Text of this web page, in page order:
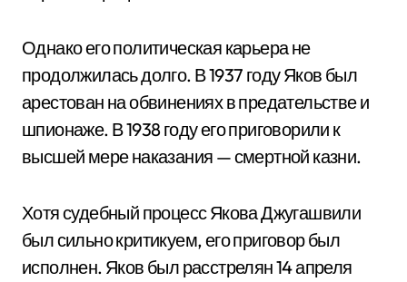
Однако его политическая карьера не
продолжилась долго. В 1937 году Яков был
арестован на обвинениях в предательстве и
шпионаже. В 1938 году его приговорили к
высшей мере наказания — смертной казни.
Хотя судебный процесс Якова Джугашвили
был сильно критикуем, его приговор был
исполнен. Яков был расстрелян 14 апреля